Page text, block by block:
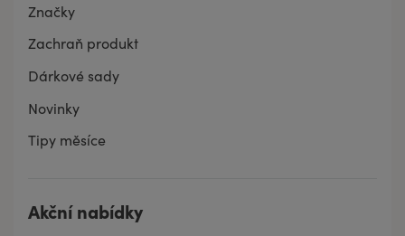
Značky
Zachraň produkt
Dárkové sady
Novinky
Tipy měsíce
Akční nabídky